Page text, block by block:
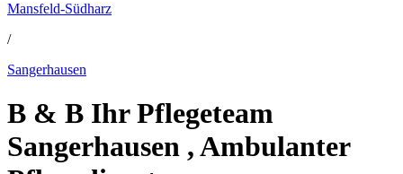
Mansfeld-Südharz
/
Sangerhausen
B & B Ihr Pflegeteam
Sangerhausen , Ambulanter